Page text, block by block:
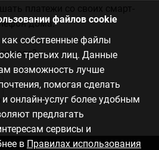
дома.файлов cookie
собственные файлы
третьих лиц. Данные
возможность лучше
помогая сделать
онлайн-услуг более удобным
предлагать
сервисы и
в Правилах использования